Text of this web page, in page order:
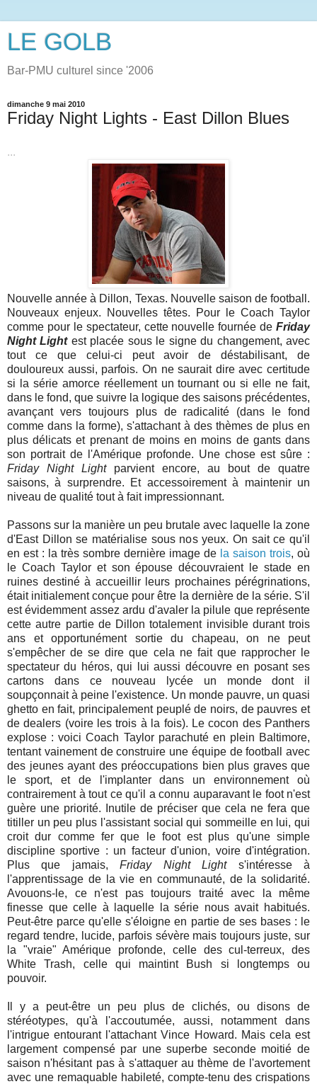
LE GOLB
Bar-PMU culturel since '2006
dimanche 9 mai 2010
Friday Night Lights - East Dillon Blues
...
Nouvelle année à Dillon, Texas. Nouvelle saison de football.
Nouveaux enjeux. Nouvelles têtes. Pour le Coach Taylor
comme pour le spectateur, cette nouvelle fournée de Friday
Night Lightest placée sous le signe du changement, avec
tout ce que celui-ci peut avoir de déstabilisant, de
douloureux aussi, parfois. On ne saurait dire avec certitude
si la série amorce réellement un tournant ou si elle ne fait,
dans le fond, que suivre la logique des saisons précédentes,
avançant vers toujours plus de radicalité (dans le fond
comme dans la forme), s'attachant à des thèmes de plus en
plus délicats et prenant de moins en moins de gants dans
son portrait de l'Amérique profonde. Une chose est sûre :
Friday Night Lightparvient encore, au bout de quatre
saisons, à surprendre. Et accessoirement à maintenir un
niveau de qualité tout à fait impressionnant.
Passons sur la manière un peu brutale avec laquelle la zone
d'East Dillon se matérialise sous nos yeux. On sait ce qu'il
en est : la très sombre dernière image de la saison trois, où
le Coach Taylor et son épouse découvraient le stade en
ruines destiné à accueillir leurs prochaines pérégrinations,
était initialement conçue pour être la dernière de la série. S'il
est évidemment assez ardu d'avaler la pilule que représente
cette autre partie de Dillon totalement invisible durant trois
ans et opportunément sortie du chapeau, on ne peut
s'empêcher de se dire que cela ne fait que rapprocher le
spectateur du héros, qui lui aussi découvre en posant ses
cartons dans ce nouveau lycée un monde dont il
soupçonnait à peine l'existence. Un monde pauvre, un quasi
ghetto en fait, principalement peuplé de noirs, de pauvres et
de dealers (voire les trois à la fois). Le cocon des Panthers
explose : voici Coach Taylor parachuté en plein Baltimore,
tentant vainement de construire une équipe de football avec
des jeunes ayant des préoccupations bien plus graves que
le sport, et de l'implanter dans un environnement où
contrairement à tout ce qu'il a connu auparavant le foot n'est
guère une priorité. Inutile de préciser que cela ne fera que
titiller un peu plus l'assistant social qui sommeille en lui, qui
croit dur comme fer que le foot est plus qu'une simple
discipline sportive : un facteur d'union, voire d'intégration.
Plus que jamais,Friday Night Lights'intéresse à
l'apprentissage de la vie en communauté, de la solidarité.
Avouons-le, ce n'est pas toujours traité avec la même
finesse que celle à laquelle la série nous avait habitués.
Peut-être parce qu'elle s'éloigne en partie de ses bases : le
regard tendre, lucide, parfois sévère mais toujours juste, sur
la "vraie" Amérique profonde, celle des cul-terreux, des
White Trash, celle qui maintint Bush si longtemps ou
pouvoir.
Il y a peut-être un peu plus de clichés, ou disons de
stéréotypes, qu'à l'accoutumée, aussi, notamment dans
l'intrigue entourant l'attachant Vince Howard. Mais cela est
largement compensé par une superbe seconde moitié de
saison n'hésitant pas à s'attaquer au thème de l'avortement
avec une remaquable habileté, compte-tenu des crispations